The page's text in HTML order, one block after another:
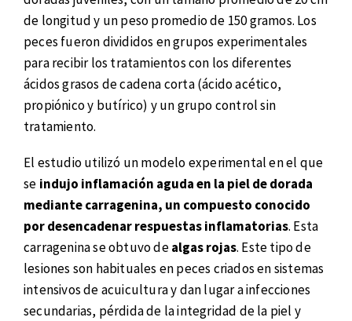
de longitud y un peso promedio de 150 gramos. Los
peces fueron divididos en grupos experimentales
para recibir los tratamientos con los diferentes
ácidos grasos de cadena corta (ácido acético,
propiónico y butírico) y un grupo control sin
tratamiento.
El estudio utilizó un modelo experimental en el que
se indujo inflamación aguda en la piel de dorada
mediante carragenina, un compuesto conocido
por desencadenar respuestas inflamatorias. Esta
carragenina se obtuvo dealgas rojas. Este tipo de
lesiones son habituales en peces criados en sistemas
intensivos de acuicultura y dan lugar a infecciones
secundarias, pérdida de la integridad de la piel y